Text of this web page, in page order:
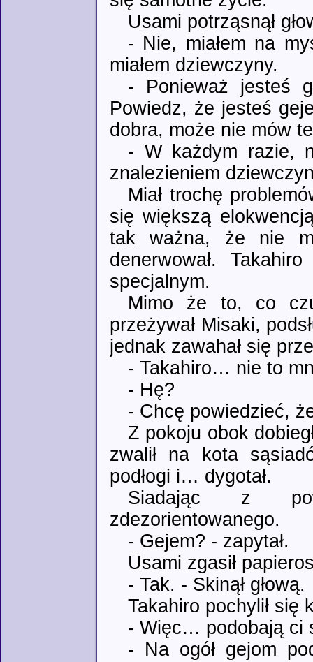
Usami potrząsnął
- Nie, miałem na
miałem dziewczyny.
- Ponieważ jesteś
Powiedz, że jesteś
dobra, może nie mów
- W każdym razie,
znalezieniem
Miał trochę
się większą
tak ważna, że nie
denerwował.
specjalnym.
Mimo że to, co
przeżywał Misaki,
jednak zawahał się
- Takahiro… nie to
- Hę?
- Chcę powiedzieć,
Z pokoju obok
zwalił na kota
podłogi i… dygotał.
Siadając z
zdezorientowanego.
- Gejem? - zapytał.
Usami zgasił
- Tak. - Skinął głową.
Takahiro pochylił się
- Więc… podobają ci
- Na ogół gejom